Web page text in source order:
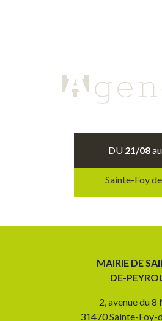
DU 21/08au
Sainte-Foy
MAIRIE DE
DE-
2, avenue du
31470 Sainte-Foy-